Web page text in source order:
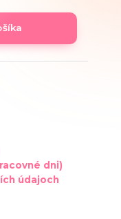
dni)
údajoch